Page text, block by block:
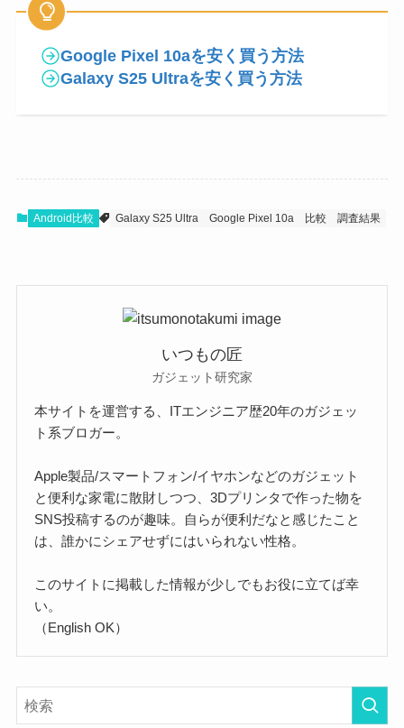
Google Pixel 10aを安く買う方法
Galaxy S25 Ultraを安く買う方法
Android比較 Galaxy S25 Ultra Google Pixel 10a 比較 調査結果
いつもの匠
ガジェット研究家
本サイトを運営する、ITエンジニア歴20年のガジェッ
ト系ブロガー。
Apple製品/スマートフォン/イヤホンなどのガジェット
と便利な家電に散財しつつ、3Dプリンタで作った物を
SNS投稿するのが趣味。自らが便利だなと感じたこと
は、誰かにシェアせずにはいられない性格。
このサイトに掲載した情報が少しでもお役に立てば幸
い。
（English OK）